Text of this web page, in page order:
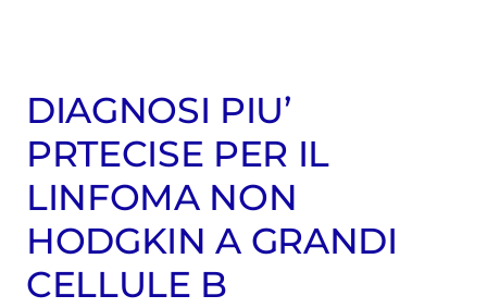
DIAGNOSI PIU’
PRTECISE PER IL
LINFOMA NON
HODGKIN A GRANDI
CELLULE B